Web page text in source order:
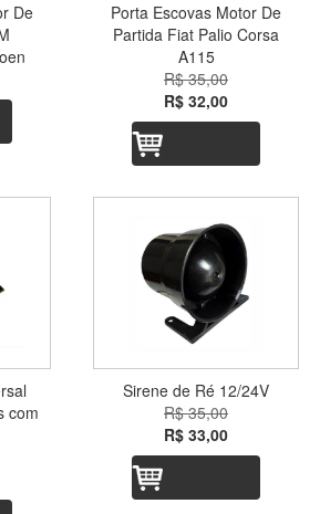
De
Porta Escovas Motor De
Partida Fiat Palio Corsa
A115
R$ 35,00
R$ 32,00
com
Sirene de Ré 12/24V
R$ 35,00
R$ 33,00